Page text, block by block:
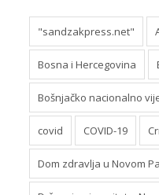
"sandzakpress.net"
Bosna i Hercegovina
Bošnjačko nacionalno
covid COVID-19
Dom zdravlja u Novom